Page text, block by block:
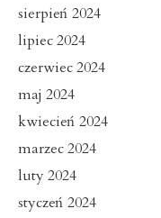
sierpień 2024
lipiec 2024
czerwiec 2024
maj 2024
kwiecień 2024
marzec 2024
luty 2024
styczeń 2024